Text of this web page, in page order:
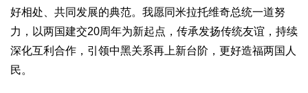
好相处、共同发展的典范。我愿同米拉托维奇总统一道努
力，以两国建交20周年为新起点，传承发扬传统友谊，持续
深化互利合作，引领中黑关系再上新台阶，更好造福两国人
民。